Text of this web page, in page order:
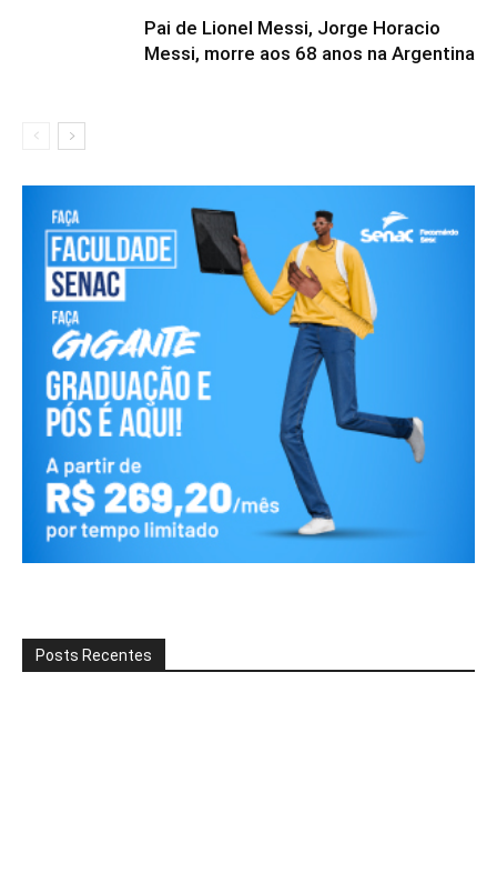
Pai de Lionel Messi, Jorge Horacio
Messi, morre aos 68 anos na Argentina
Posts Recentes